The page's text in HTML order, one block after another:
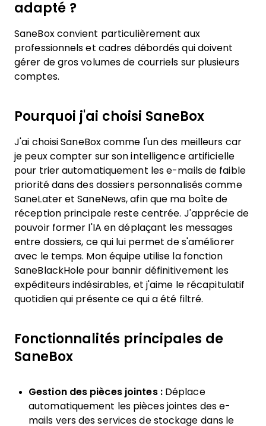
adapté ?
SaneBox convient particulièrement aux
professionnels et cadres débordés qui doivent
gérer de gros volumes de courriels sur plusieurs
comptes.
Pourquoi j'ai choisi SaneBox
J'ai choisi SaneBox comme l'un des meilleurs car
je peux compter sur son intelligence artificielle
pour trier automatiquement les e-mails de faible
priorité dans des dossiers personnalisés comme
SaneLater et SaneNews, afin que ma boîte de
réception principale reste centrée. J'apprécie de
pouvoir former l'IA en déplaçant les messages
entre dossiers, ce qui lui permet de s'améliorer
avec le temps. Mon équipe utilise la fonction
SaneBlackHole pour bannir définitivement les
expéditeurs indésirables, et j'aime le récapitulatif
quotidien qui présente ce qui a été filtré.
Fonctionnalités principales de
SaneBox
Gestion des pièces jointes :Déplace
automatiquement les pièces jointes des e-
mails vers des services de stockage dans le